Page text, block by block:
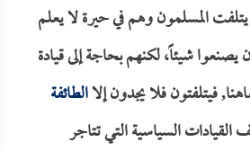
المسلمون وهم في حيرة لا يعلم
يصنعوا شيئاً، لكنهم بحاجة إلى قيادة
فيتلفتون فلا يجدون إلاالطائفة
القيادات السياسية التي تتاجر